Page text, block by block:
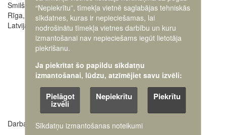
Smilšu iela 20
Rīga, LV-1050,
Latvija
Darba laiki:
Muzeja administrācija
“Nepiekrītu”, tīmekļa vietnē saglabājas tehniskās
sīkdatnes, kuras ir nepieciešamas, lai
nodrošinātu tīmekļa vietnes darbību un kuru
izmantošanai nav nepieciešams iegūt lietotāja
piekrišanu.
Ja piekrītat šo papildu sīkdatņu
izmantošanai, lūdzu, atzīmējiet savu izvēli:
Pielāgot
izvēli
Nepiekrītu Piekrītu
Sīkdatņu izmantošanas noteikumi